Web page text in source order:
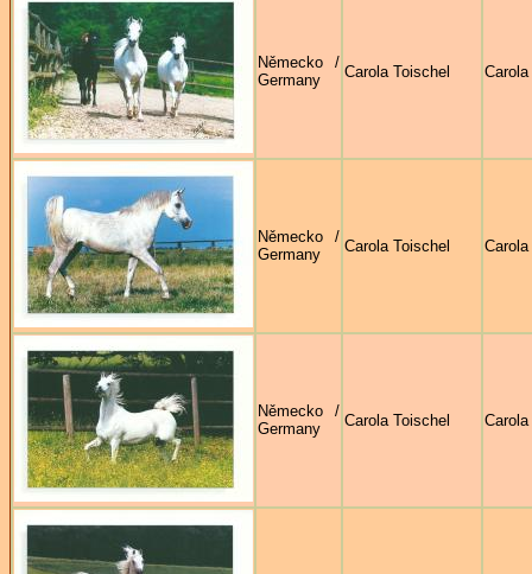
Německo /
Germany
Carola Toischel
Německo /
Germany
Carola Toischel
Německo /
Germany
Carola Toischel